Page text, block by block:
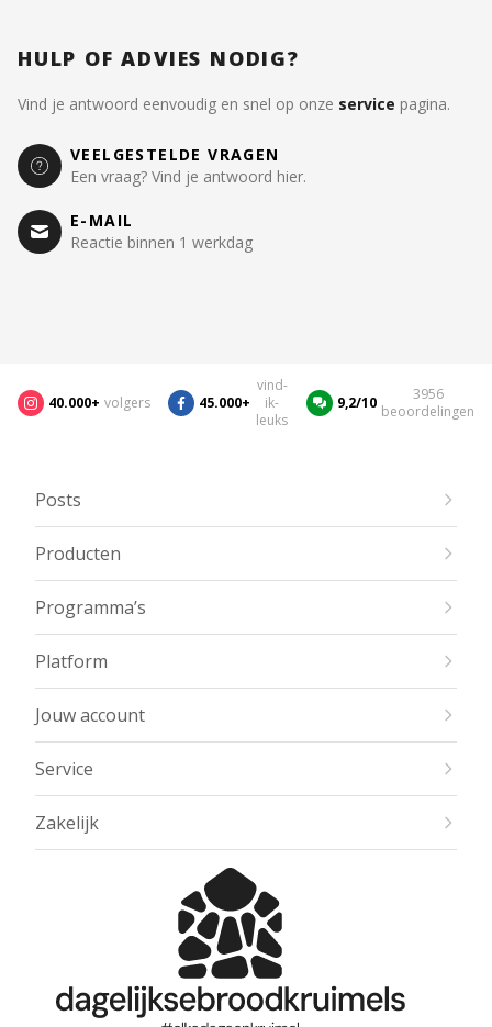
HULP OF ADVIES NODIG?
Vind je antwoord eenvoudig en snel op onze service pagina.
VEELGESTELDE VRAGEN
Een vraag? Vind je antwoord hier.
E-MAIL
Reactie binnen 1 werkdag
40.000+ volgers 45.000+
vind-
ik-
leuks
9,2/10
3956
beoordelingen
Posts
Producten
Programma’s
Platform
Jouw account
Service
Zakelijk